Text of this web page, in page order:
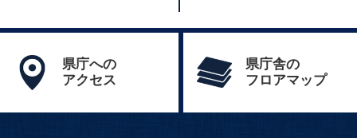
県庁への
アクセス
県庁舎の
フロアマップ